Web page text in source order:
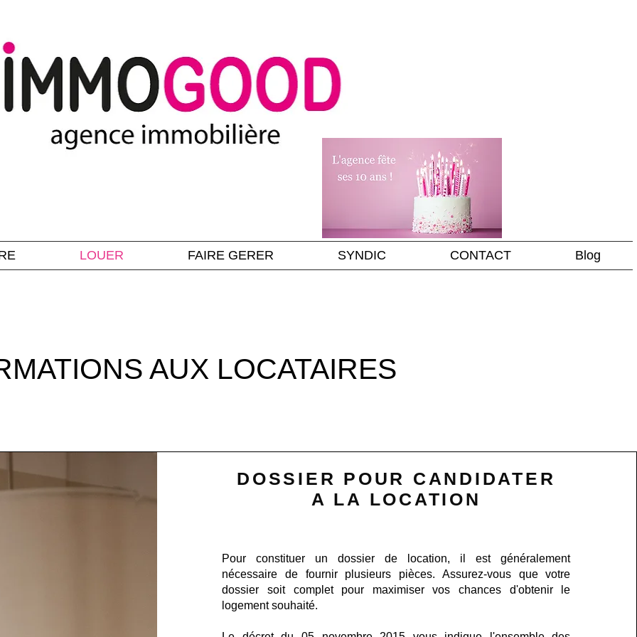
LOUER FAIRE GERER SYNDIC CONTACT Blog
AUX LOCATAIRES
DOSSIER POUR CANDIDATER
A LA LOCATION
Pour constituer un dossier de location, il est généralement
nécessaire de fournir plusieurs pièces. Assurez-vous que votre
dossier soit complet pour maximiser vos chances d'obtenir le
logement souhaité.